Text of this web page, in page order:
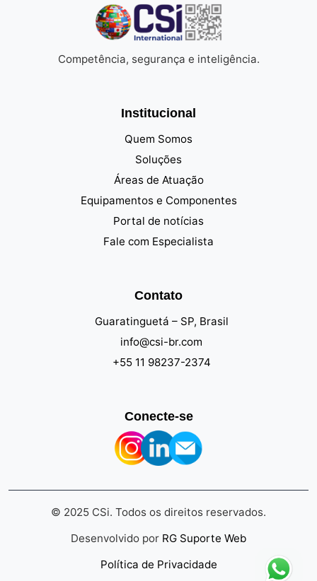
Competência, segurança e inteligência.
Institucional
Quem Somos
Soluções
Áreas de Atuação
Equipamentos e Componentes
Portal de notícias
Fale com Especialista
Contato
Guaratinguetá – SP, Brasil
info@csi-br.com
+55 11 98237-2374
Conecte-se
© 2025 CSi. Todos os direitos reservados.
Desenvolvido por RG Suporte Web
Política de Privacidade